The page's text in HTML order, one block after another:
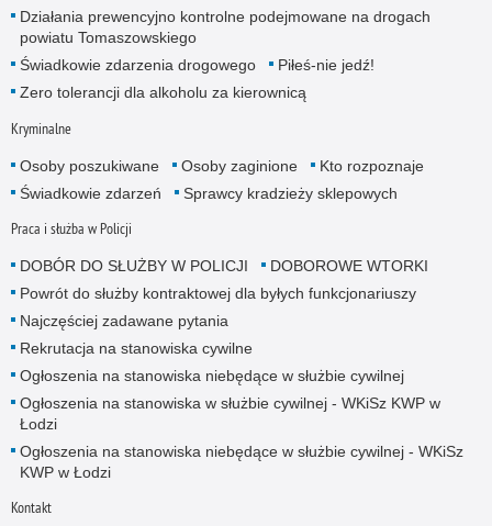
Działania prewencyjno kontrolne podejmowane na drogach
powiatu Tomaszowskiego
Świadkowie zdarzenia drogowego
Piłeś-nie jedź!
Zero tolerancji dla alkoholu za kierownicą
Kryminalne
Osoby poszukiwane Osoby zaginione
Kto rozpoznaje
Świadkowie zdarzeń
Sprawcy kradzieży sklepowych
Praca i służba w Policji
DOBÓR DO SŁUŻBY W POLICJI
DOBOROWE WTORKI
Powrót do służby kontraktowej dla byłych funkcjonariuszy
Najczęściej zadawane pytania
Rekrutacja na stanowiska cywilne
Ogłoszenia na stanowiska niebędące w służbie cywilnej
Ogłoszenia na stanowiska w służbie cywilnej - WKiSz KWP w
Łodzi
Ogłoszenia na stanowiska niebędące w służbie cywilnej - WKiSz
KWP w Łodzi
Kontakt